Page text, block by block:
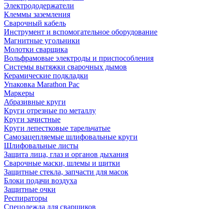
Электрододержатели
Клеммы заземления
Сварочный кабель
Инструмент и вспомогательное оборудование
Магнитные угольники
Молотки сварщика
Вольфрамовые электроды и приспособления
Системы вытяжки сварочных дымов
Керамические подкладки
Упаковка Marathon Pac
Маркеры
Абразивные круги
Круги отрезные по металлу
Круги зачистные
Круги лепестковые тарельчатые
Самозацепляемые шлифовальные круги
Шлифовальные листы
Защита лица, глаз и органов дыхания
Сварочные маски, шлемы и щитки
Защитные стекла, запчасти для масок
Блоки подачи воздуха
Защитные очки
Респираторы
Спецодежда для сварщиков